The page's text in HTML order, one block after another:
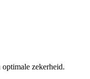
zekerheid.